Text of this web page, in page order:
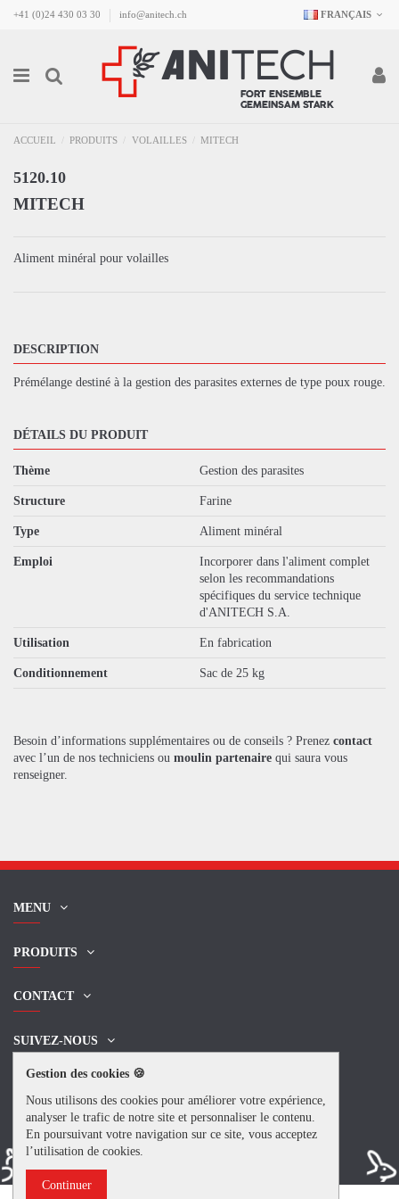
+41 (0)24 430 03 30 info@anitech.ch FRANÇAIS
ACCUEIL PRODUITS VOLAILLES MITECH
5120.10
MITECH
Aliment minéral pour volailles
DESCRIPTION
Prémélange destiné à la gestion des parasites externes de type poux rouge.
DÉTAILS DU PRODUIT
Thème Gestion des parasites
Structure Farine
Type Aliment minéral
Emploi
Incorporer dans l'aliment complet
selon les recommandations
spécifiques du service technique
d'ANITECH S.A.
Utilisation En fabrication
Conditionnement Sac de 25 kg
Besoin d’informations supplémentaires ou de conseils ? Prenez contact
avec l’un de nos techniciens ou moulin partenaire qui saura vous
renseigner.
MENU
PRODUITS
CONTACT
SUIVEZ-NOUS
Gestion des cookies 🍪
Nous utilisons des cookies pour améliorer votre expérience,
analyser le trafic de notre site et personnaliser le contenu.
En poursuivant votre navigation sur ce site, vous acceptez
l’utilisation de cookies.
Continuer